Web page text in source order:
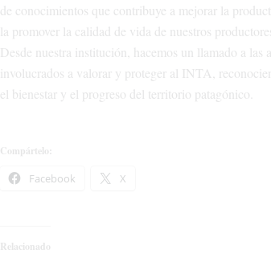
de conocimientos que contribuye a mejorar la
la promover la calidad de vida de nuestros
Desde nuestra institución, hacemos un llamado a las
involucrados a valorar y proteger al INTA,
el bienestar y el progreso del territorio patagónico.
Compártelo:
Facebook X
Relacionado